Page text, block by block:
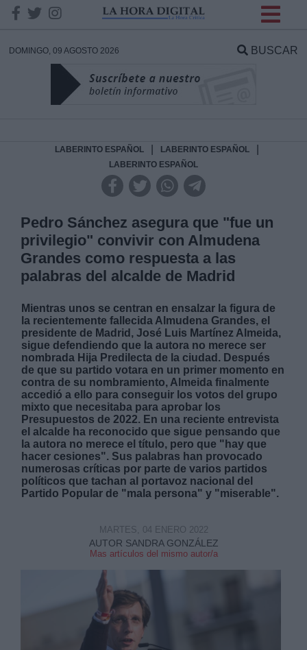
DOMINGO, 09 AGOSTO 2026 BUSCAR
LABERINTO ESPAÑOL LABERINTO ESPAÑOL
LABERINTO ESPAÑOL
Pedro Sánchez asegura que "fue un
privilegio" convivir con Almudena
Grandes como respuesta a las
palabras del alcalde de Madrid
Mientras unos se centran en ensalzar la figura de
la recientemente fallecida Almudena Grandes, el
presidente de Madrid, José Luis Martínez Almeida,
sigue defendiendo que la autora no merece ser
nombrada Hija Predilecta de la ciudad. Después
de que su partido votara en un primer momento en
contra de su nombramiento, Almeida finalmente
accedió a ello para conseguir los votos del grupo
mixto que necesitaba para aprobar los
Presupuestos de 2022. En una reciente entrevista
el alcalde ha reconocido que sigue pensando que
la autora no merece el título, pero que "hay que
hacer cesiones". Sus palabras han provocado
numerosas críticas por parte de varios partidos
políticos que tachan al portavoz nacional del
Partido Popular de "mala persona" y "miserable".
AUTOR SANDRA GONZÁLEZ
Mas artículos del mismo autor/a
MARTES, 04 ENERO 2022
DATOS
Responsable:
Legitimación:
Destinatarios:
Derechos:
link
Información adicional
link